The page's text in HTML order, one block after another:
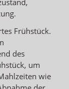
Frühstück.
des
um
wie